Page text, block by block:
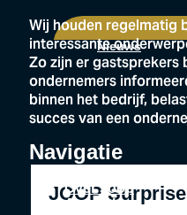
Nieuws
JOOP
Wij houden regelmatig
interessante
Zo zijn er gastsprekers
ondernemers
binnen het bedrijf,
succes van een
Navigatie
Over Joop
Actueel